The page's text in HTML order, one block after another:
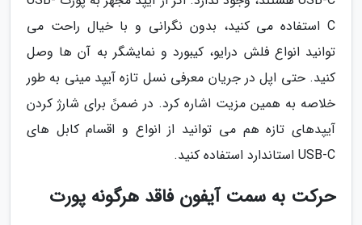
C استفاده می کنید، بدون نگرانی و با خیال راحت می
توانید انواع فلش درایو، کیبورد و نمایشگر به آن ها وصل
کنید. حتی اپل در جریان معرفی نسل تازه آیپد مینی به طور
خلاصه به همین مزیت اشاره کرد. در ضمنً برای شارژ کردن
آیپدهای تازه هم می توانید از انواع و اقسام کابل های
USB-C استاندارد استفاده کنید.
حرکت به سمت آیفون فاقد هرگونه پورت